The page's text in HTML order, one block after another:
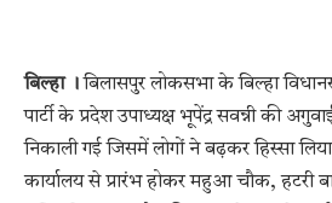
बिल्हा । बिलासपुर लोकसभा के बिल्हा
पार्टी के प्रदेश उपाध्यक्ष भूपेंद्र सवन्नी की
निकाली गई जिसमें लोगों ने बढ़कर हिस्सा
कार्यालय से प्रारंभ होकर महुआ चौक, हटरी